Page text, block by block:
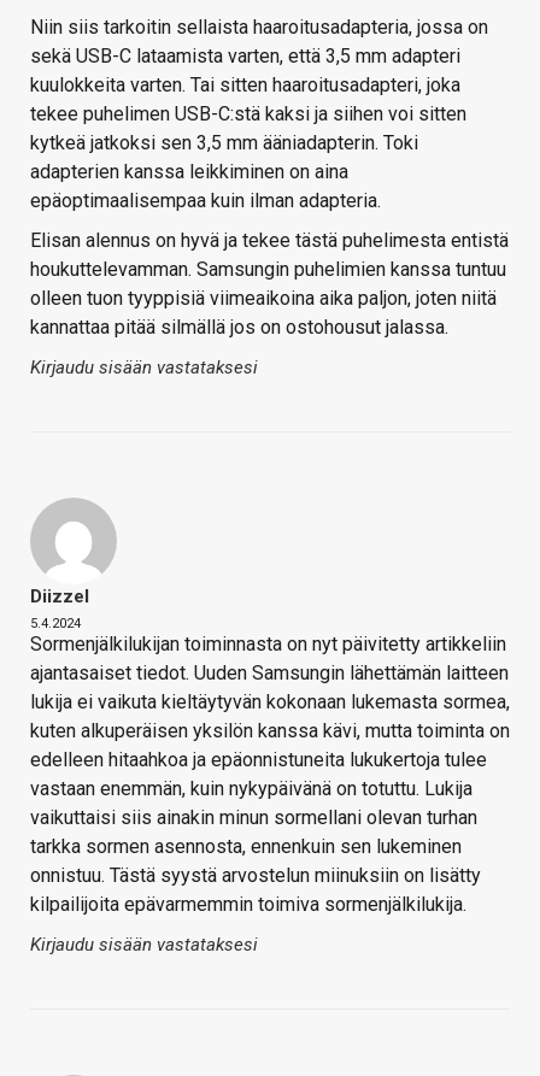
Niin siis tarkoitin sellaista haaroitusadapteria, jossa on
sekä USB-C lataamista varten, että 3,5 mm adapteri
kuulokkeita varten. Tai sitten haaroitusadapteri, joka
tekee puhelimen USB-C:stä kaksi ja siihen voi sitten
kytkeä jatkoksi sen 3,5 mm ääniadapterin. Toki
adapterien kanssa leikkiminen on aina
epäoptimaalisempaa kuin ilman adapteria.
Elisan alennus on hyvä ja tekee tästä puhelimesta entistä
houkuttelevamman. Samsungin puhelimien kanssa tuntuu
olleen tuon tyyppisiä viimeaikoina aika paljon, joten niitä
kannattaa pitää silmällä jos on ostohousut jalassa.
Kirjaudu sisään vastataksesi
Diizzel
5.4.2024
Sormenjälkilukijan toiminnasta on nyt päivitetty artikkeliin
ajantasaiset tiedot. Uuden Samsungin lähettämän laitteen
lukija ei vaikuta kieltäytyvän kokonaan lukemasta sormea,
kuten alkuperäisen yksilön kanssa kävi, mutta toiminta on
edelleen hitaahkoa ja epäonnistuneita lukukertoja tulee
vastaan enemmän, kuin nykypäivänä on totuttu. Lukija
vaikuttaisi siis ainakin minun sormellani olevan turhan
tarkka sormen asennosta, ennenkuin sen lukeminen
onnistuu. Tästä syystä arvostelun miinuksiin on lisätty
kilpailijoita epävarmemmin toimiva sormenjälkilukija.
Kirjaudu sisään vastataksesi